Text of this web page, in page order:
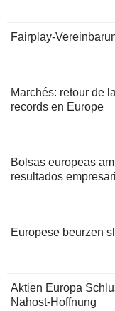
Fairplay-
Marchés: retour de
records en Europe
Bolsas europeas
resultados
Europese beurzen
Aktien Europa
Nahost-Hoffnung